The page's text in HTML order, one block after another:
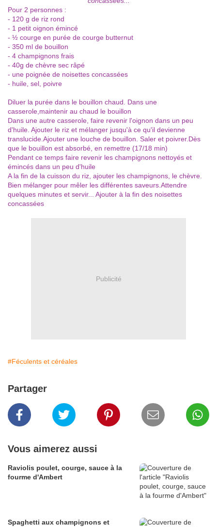
Pour 2 personnes :
- 120 g de riz rond
- 1 petit oignon émincé
- ½ courge en purée de courge butternut
- 350 ml de bouillon
- 4 champignons frais
- 40g de chèvre sec râpé
- une poignée de noisettes concassées
- huile, sel, poivre
Diluer la purée dans le bouillon chaud. Dans une
casserole,maintenir au chaud le bouillon
Dans une autre casserole, faire revenir l'oignon dans un peu
d'huile. Ajouter le riz et mélanger jusqu'à ce qu'il devienne
translucide.Ajouter une louche de bouillon. Saler et poivrer.Dès
que le bouillon est absorbé, en remettre (17/18 min)
Pendant ce temps faire revenir les champignons nettoyés et
émincés dans un peu d'huile
A la fin de la cuisson du riz, ajouter les champignons, le chèvre.
Bien mélanger pour mêler les différentes saveurs.Attendre
quelques minutes et servir... Ajouter à la fin des noisettes
concassées
Publicité
#Féculents et céréales
Partager
Vous aimerez aussi
Raviolis poulet, courge, sauce à la
fourme d'Ambert
Spaghetti aux champignons et